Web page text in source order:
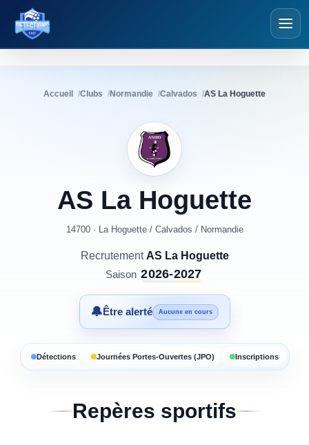
Détections Foot
Accueil Clubs Normandie Calvados AS La Hoguette
AS La Hoguette
14700 · La Hoguette/ Calvados / Normandie
RecrutementAS La Hoguette
Saison 2026-2027
🔔Être alerté Aucune en cours
Détections Journées Portes-Ouvertes (JPO) Inscriptions
Repères sportifs